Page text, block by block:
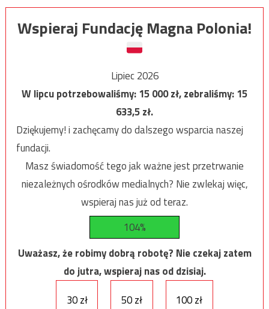
Wspieraj Fundację Magna Polonia!
Lipiec 2026
W lipcu potrzebowaliśmy:15 000zł, zebraliśmy:15
633,5zł.
Dziękujemy! i zachęcamy do dalszego wsparcia naszej
fundacji.
Masz świadomość tego jak ważne jest przetrwanie
niezależnych ośrodków medialnych? Nie zwlekaj więc,
wspieraj nas już od teraz.
104%
Uważasz, że robimy dobrą robotę? Nie czekaj zatem
do jutra, wspieraj nas od dzisiaj.
30 zł
50 zł 100 zł